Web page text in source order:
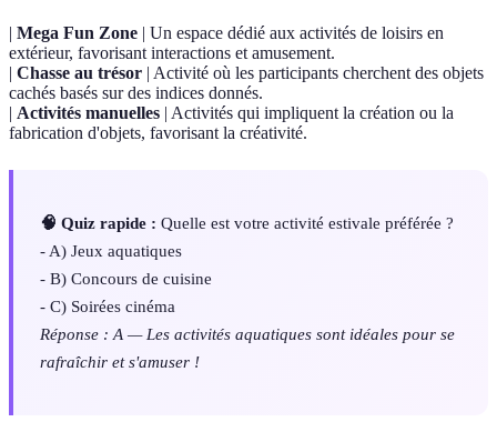
| Mega Fun Zone | Un espace dédié aux activités de loisirs en
extérieur, favorisant interactions et amusement.
| Chasse au trésor | Activité où les participants cherchent des objets
cachés basés sur des indices donnés.
| Activités manuelles | Activités qui impliquent la création ou la
fabrication d'objets, favorisant la créativité.
🧠 Quiz rapide : Quelle est votre activité estivale préférée ?
- A) Jeux aquatiques
- B) Concours de cuisine
- C) Soirées cinéma
Réponse : A — Les activités aquatiques sont idéales pour se
rafraîchir et s'amuser !